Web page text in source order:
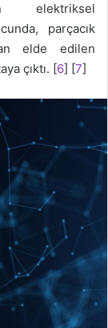
elektriksel
parçacık
elde edilen
çıktı. [6] [7]